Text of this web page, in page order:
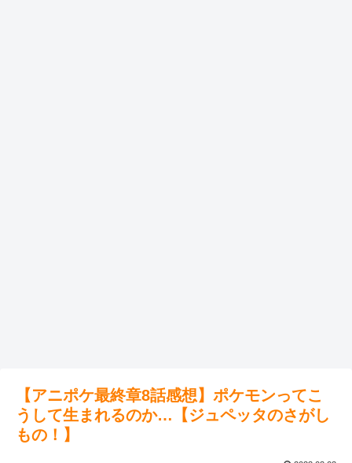
【アニポケ最終章8話感想】ポケモンってこ
うして生まれるのか…【ジュペッタのさがし
もの！】